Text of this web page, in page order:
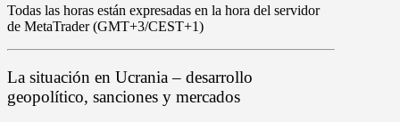
Todas las horas están expresadas en la hora del servidor
de MetaTrader (GMT+3/CEST+1)
La situación en Ucrania – desarrollo
geopolítico, sanciones y mercados